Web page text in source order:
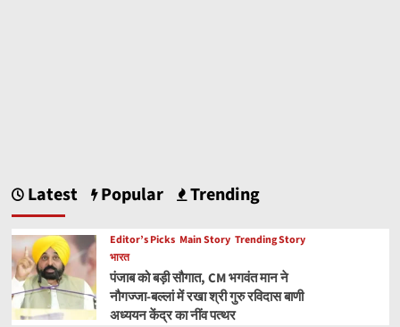
Latest Popular Trending
Editor’s Picks Main Story Trending Story
भारत
पंजाब को बड़ी सौगात, CM भगवंत मान ने
नौगज्जा-बल्लां में रखा श्री गुरु रविदास बाणी
अध्ययन केंद्र का नींव पत्थर